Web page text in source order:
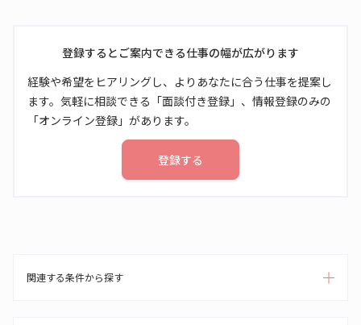
登録するとご案内できる仕事の幅が広がります
経験や希望をヒアリングし、よりあなたに合う仕事を提案し
ます。気軽に相談できる「面談付き登録」、情報登録のみの
「オンライン登録」があります。
登録する
関連する条件から探す